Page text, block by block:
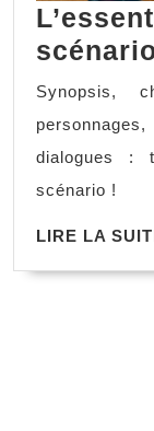
Synopsis,
dialogues :
scénario !
LIRE LA